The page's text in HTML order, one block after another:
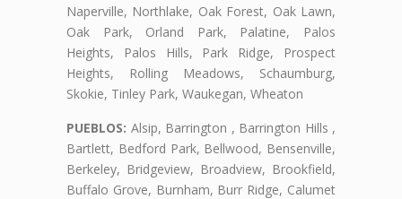
Naperville, Northlake, Oak Forest, Oak Lawn,
Oak Park, Orland Park, Palatine, Palos
Heights, Palos Hills, Park Ridge, Prospect
Heights, Rolling Meadows, Schaumburg,
Skokie, Tinley Park, Waukegan, Wheaton
PUEBLOS: Alsip, Barrington , Barrington Hills ,
Bartlett, Bedford Park, Bellwood, Bensenville,
Berkeley, Bridgeview, Broadview, Brookfield,
Buffalo Grove, Burnham, Burr Ridge, Calumet